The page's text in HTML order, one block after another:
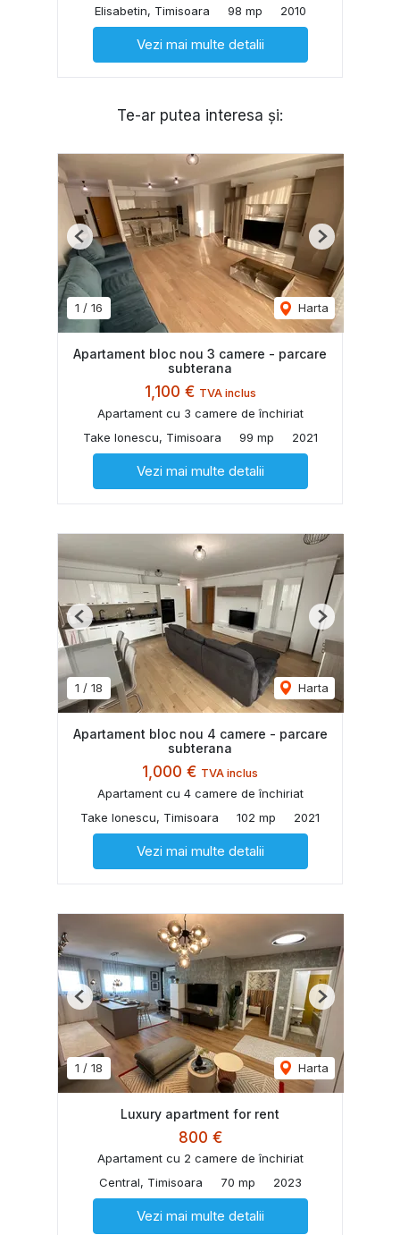
Elisabetin, Timisoara
98 mp 2010
Vezi mai multe detalii
Te-ar putea interesa și:
1 / 16 Harta
Previous Next
Apartament bloc nou 3 camere - parcare
subterana
1,100 € TVA inclus
Apartament cu 3 camere de închiriat
Take Ionescu, Timisoara
99 mp 2021
Vezi mai multe detalii
1 / 18 Harta
Previous Next
Apartament bloc nou 4 camere - parcare
subterana
1,000 € TVA inclus
Apartament cu 4 camere de închiriat
Take Ionescu, Timisoara
102 mp 2021
Vezi mai multe detalii
1 / 18 Harta
Previous Next
Luxury apartment for rent
800 €
Apartament cu 2 camere de închiriat
Central, Timisoara
70 mp 2023
Vezi mai multe detalii